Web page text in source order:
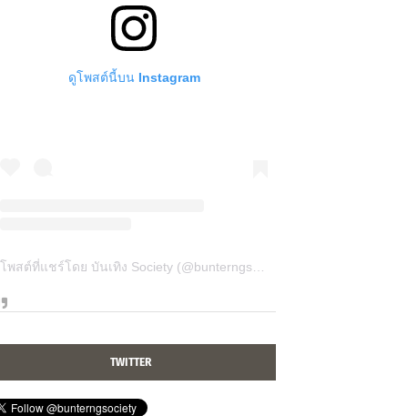
ดูโพสต์นี้บน Instagram
TWITTER